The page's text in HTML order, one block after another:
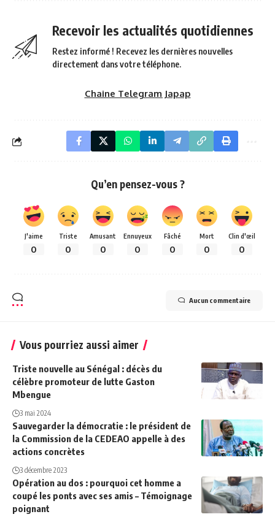
Recevoir les actualités quotidiennes
Restez informé ! Recevez les dernières nouvelles
directement dans votre téléphone.
Chaine Telegram Japap
Qu’en pensez-vous ?
J'aime
0
Triste
0
Amusant
0
Ennuyeux
0
Fâché
0
Mort
0
Clin d'œil
0
Aucun commentaire
Vous pourriez aussi aimer
Triste nouvelle au Sénégal : décès du
célèbre promoteur de lutte Gaston
Mbengue
3 mai 2024
Sauvegarder la démocratie : le président de
la Commission de la CEDEAO appelle à des
actions concrètes
3 décembre 2023
Opération au dos : pourquoi cet homme a
coupé les ponts avec ses amis – Témoignage
poignant